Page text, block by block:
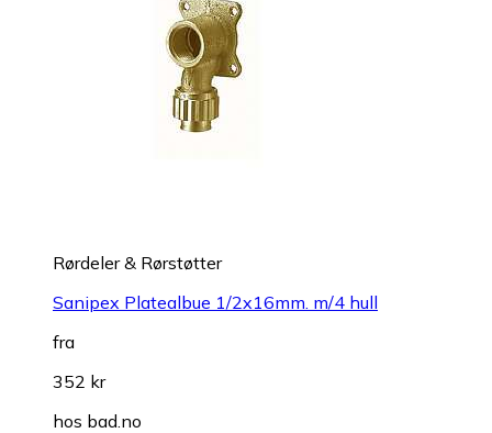
Rørdeler & Rørstøtter
Sanipex Platealbue 1/2x16mm. m/4 hull
fra
352 kr
hos bad.no